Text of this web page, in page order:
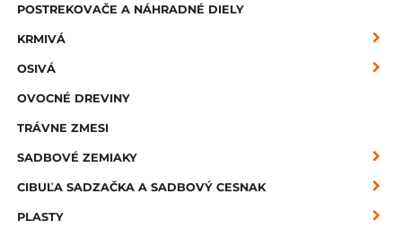
POSTREKOVAČE A NÁHRADNÉ DIELY
KRMIVÁ
OSIVÁ
OVOCNÉ DREVINY
TRÁVNE ZMESI
SADBOVÉ ZEMIAKY
CIBUĽA SADZAČKA A SADBOVÝ CESNAK
PLASTY